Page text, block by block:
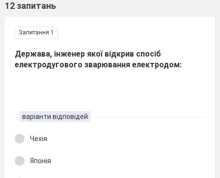
12 запитань
Запитання 1
Держава, інженер якої відкрив спосіб
електродугового зварювання електродом:
варіанти відповідей
Чехія
Японія